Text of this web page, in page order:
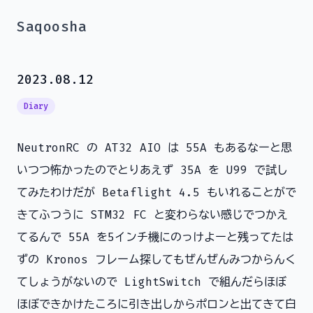
Saqoosha
2023.08.12
Diary
NeutronRC の AT32 AIO は 55A もあるなーと思
いつつ怖かったのでとりあえず 35A を U99 で試し
てみたわけだが Betaflight 4.5 もいれることがで
きてふつうに STM32 FC と変わらない感じでつかえ
てるんで 55A を5インチ機にのっけよーと残ってたは
ずの Kronos フレーム探してもぜんぜんみつからんく
てしょうがないので LightSwitch で組んだらほぼ
ほぼできかけたころに引き出しからポロンと出てきて白